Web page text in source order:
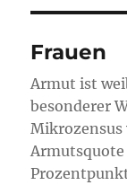
Frauen
Armut ist
besonderer
Armutsquote